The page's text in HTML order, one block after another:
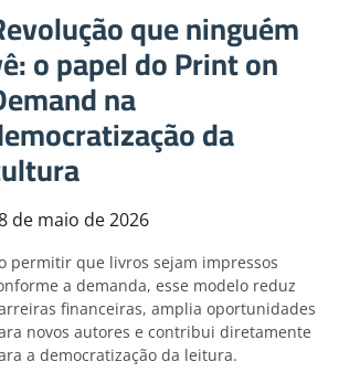
que ninguém
o papel do Print on
na
da
de maio de 2026
permitir que livros sejam impressos
a demanda, esse modelo reduz
financeiras, amplia oportunidades
novos autores e contribui diretamente
a democratização da leitura.